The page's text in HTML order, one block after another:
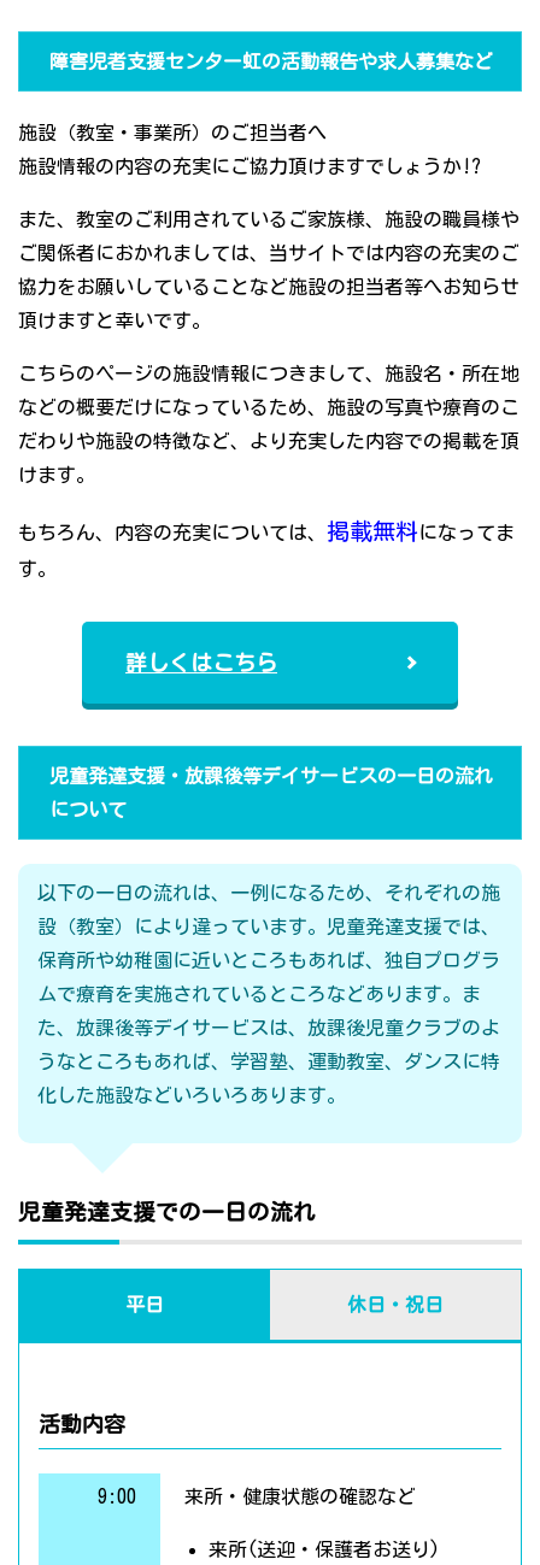
障害児者支援センター虹の活動報告や求人募集など
施設（教室・事業所）のご担当者へ
施設情報の内容の充実にご協力頂けますでしょうか!?
また、教室のご利用されているご家族様、施設の職員様や
ご関係者におかれましては、当サイトでは内容の充実のご
協力をお願いしていることなど施設の担当者等へお知らせ
頂けますと幸いです。
こちらのページの施設情報につきまして、施設名・所在地
などの概要だけになっているため、施設の写真や療育のこ
だわりや施設の特徴など、より充実した内容での掲載を頂
けます。
もちろん、内容の充実については、 掲載無料になってま
す。
詳しくはこちら
児童発達支援・放課後等デイサービスの一日の流れ
について
以下の一日の流れは、一例になるため、それぞれの施
設（教室）により違っています。児童発達支援では、
保育所や幼稚園に近いところもあれば、独自プログラ
ムで療育を実施されているところなどあります。ま
た、放課後等デイサービスは、放課後児童クラブのよ
うなところもあれば、学習塾、運動教室、ダンスに特
化した施設などいろいろあります。
児童発達支援での一日の流れ
平日 休日・祝日
活動内容
9:00 来所・健康状態の確認など
来所(送迎・保護者お送り)